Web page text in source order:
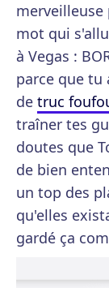
merveilleuse
mot qui
à Vegas :
parce que tu
de truc
traîner tes
doutes que
de bien
un top des
qu'elles
gardé ça